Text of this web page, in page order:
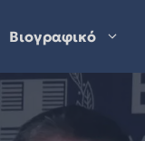
Βιογραφικό